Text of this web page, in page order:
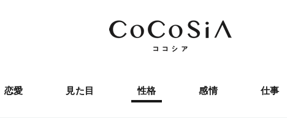
恋愛 見た目 性格 感情 仕事